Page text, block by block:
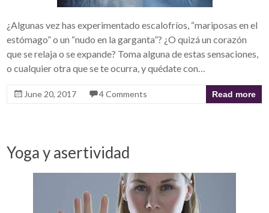
¿Algunas vez has experimentado escalofríos, “mariposas en el
estómago” o un “nudo en la garganta”? ¿O quizá un corazón
que se relaja o se expande? Toma alguna de estas sensaciones,
o cualquier otra que se te ocurra, y quédate con…
June 20, 2017 4 Comments Read more
Yoga y asertividad